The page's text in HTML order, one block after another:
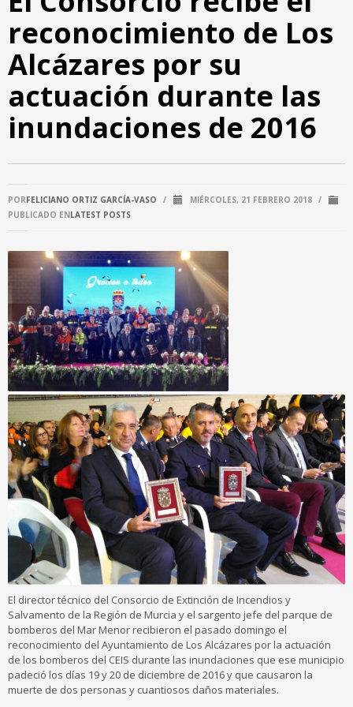
reconocimiento de Los
Alcázares por su
actuación durante las
inundaciones de 2016
PORFELICIANO ORTIZ GARCÍA-VASO / MIÉRCOLES, 21 FEBRERO 2018 /
PUBLICADO ENLATEST POSTS
El director técnico del Consorcio de Extinción de Incendios y
Salvamento de la Región de Murcia y el sargento jefe del parque de
bomberos del Mar Menor recibieron el pasado domingo el
reconocimiento del Ayuntamiento de Los Alcázares por la actuación
de los bomberos del CEIS durante las inundaciones que ese municipio
padeció los días 19 y 20 de diciembre de 2016 y que causaron la
muerte de dos personas y cuantiosos daños materiales.